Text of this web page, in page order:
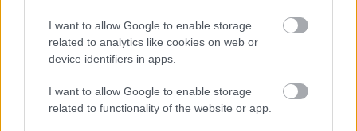
I want to allow Google to enable storage
related to analytics like cookies on web or
device identifiers in apps.
I want to allow Google to enable storage
related to functionality of the website or app.
Megvan a YouTube első 10
milliárdos nézettségű videója
PCW.lite
Megvan az első 100 millió
követővel rendelkező TikTok-